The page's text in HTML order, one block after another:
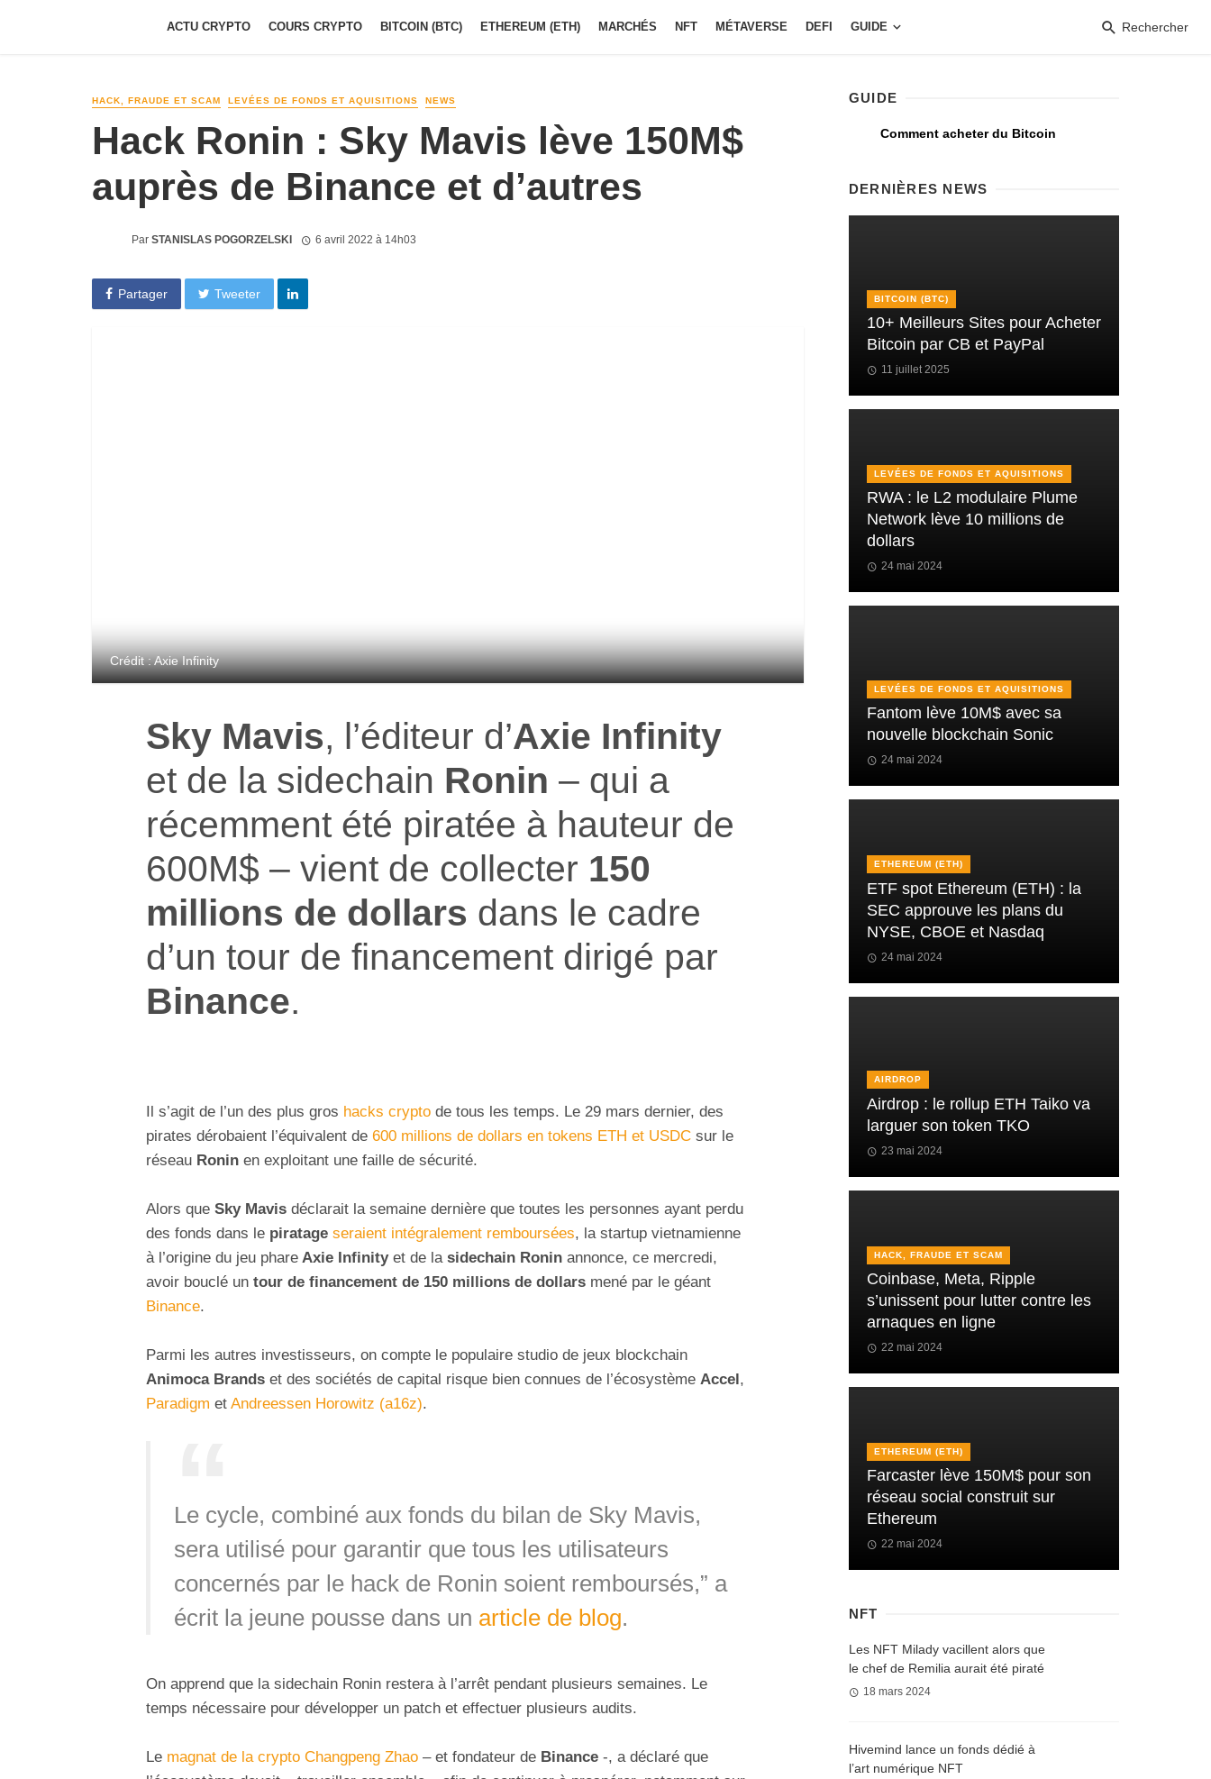
ACTU CRYPTO COURS CRYPTO BITCOIN (BTC) ETHEREUM (ETH) MARCHÉS NFT MÉTAVERSE DEFI GUIDE Rechercher
HACK, FRAUDE ET SCAM LEVÉES DE FONDS ET AQUISITIONS NEWS
Hack Ronin : Sky Mavis lève 150M$
auprès de Binance et d’autres
Par STANISLAS POGORZELSKI 6 avril 2022 à 14h03
Partager Tweeter
Crédit : Axie Infinity
Sky Mavis, l’éditeur d’Axie Infinity
et de la sidechain Ronin – qui a
récemment été piratée à hauteur de
600M$ – vient de collecter 150
millions de dollars dans le cadre
d’un tour de financement dirigé par
Binance.
Il s’agit de l’un des plus gros hacks crypto de tous les temps. Le 29 mars dernier, des
pirates dérobaient l’équivalent de 600 millions de dollars en tokens ETH et USDC sur le
réseau Ronin en exploitant une faille de sécurité.
Alors que Sky Mavis déclarait la semaine dernière que toutes les personnes ayant perdu
des fonds dans le piratage seraient intégralement remboursées, la startup vietnamienne
à l’origine du jeu phare Axie Infinityet de la sidechain Ronin annonce, ce mercredi,
avoir bouclé un tour de financement de 150 millions de dollars mené par le géant
Binance.
Parmi les autres investisseurs, on compte le populaire studio de jeux blockchain
Animoca Brands et des sociétés de capital risque bien connues de l’écosystème Accel ,
Paradigm et Andreessen Horowitz (a16z).
Le cycle, combiné aux fonds du bilan de Sky Mavis,
sera utilisé pour garantir que tous les utilisateurs
concernés par le hack de Ronin soient remboursés,” a
écrit la jeune pousse dans un article de blog.
On apprend que la sidechain Ronin restera à l’arrêt pendant plusieurs semaines. Le
temps nécessaire pour développer un patch et effectuer plusieurs audits.
Le magnat de la crypto Changpeng Zhao – et fondateur de Binance -, a déclaré que
GUIDE
Comment acheter du Bitcoin
DERNIÈRES NEWS
BITCOIN (BTC)
10+ Meilleurs Sites pour Acheter
Bitcoin par CB et PayPal
11 juillet 2025
LEVÉES DE FONDS ET AQUISITIONS
RWA : le L2 modulaire Plume
Network lève 10 millions de
dollars
24 mai 2024
LEVÉES DE FONDS ET AQUISITIONS
Fantom lève 10M$ avec sa
nouvelle blockchain Sonic
24 mai 2024
ETHEREUM (ETH)
ETF spot Ethereum (ETH) : la
SEC approuve les plans du
NYSE, CBOE et Nasdaq
24 mai 2024
AIRDROP
Airdrop : le rollup ETH Taiko va
larguer son token TKO
23 mai 2024
HACK, FRAUDE ET SCAM
Coinbase, Meta, Ripple
s’unissent pour lutter contre les
arnaques en ligne
22 mai 2024
ETHEREUM (ETH)
Farcaster lève 150M$ pour son
réseau social construit sur
Ethereum
22 mai 2024
NFT
Les NFT Milady vacillent alors que
le chef de Remilia aurait été piraté
18 mars 2024
Hivemind lance un fonds dédié à
l’art numérique NFT